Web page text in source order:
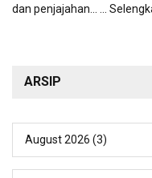
dan penjajahan...
...
ARSIP
August 2026 (3)